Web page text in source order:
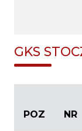
GKS
POZ NR